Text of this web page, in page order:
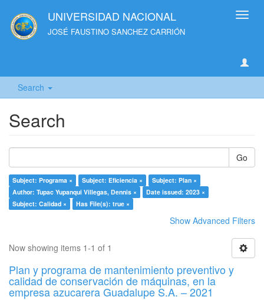
UNIVERSIDAD NACIONAL
JOSÉ FAUSTINO SANCHEZ CARRIÓN
Search
Search
Go
Subject: Programa × Subject: Eficiencia ×
Subject: Plan ×
Author: Tupac Yupanqui Villegas, Dennis ×
Date issued: 2023 ×
Subject: Calidad ×
Has File(s): true ×
Show Advanced Filters
Now showing items 1-1 of 1
Plan y programa de mantenimiento preventivo y
calidad de conservación de máquinas, en la
empresa azucarera Guadalupe S.A. – 2021